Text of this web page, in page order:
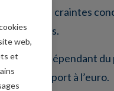
attisé les craintes
de livres.
dépendant
par rapport à l’euro.
web,
et